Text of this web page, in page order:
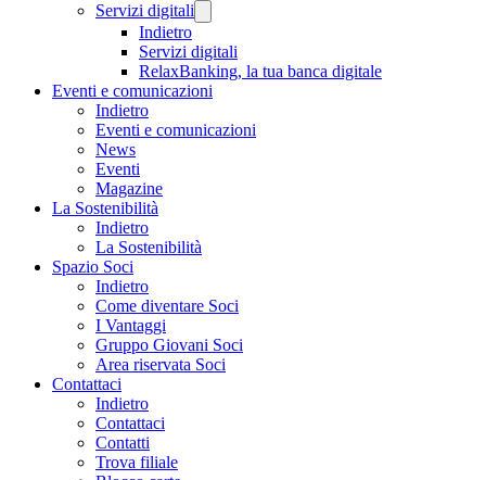
Servizi digitali
Indietro
Servizi digitali
RelaxBanking, la tua banca digitale
Eventi e comunicazioni
Indietro
Eventi e comunicazioni
News
Eventi
Magazine
La Sostenibilità
Indietro
La Sostenibilità
Spazio Soci
Indietro
Come diventare Soci
I Vantaggi
Gruppo Giovani Soci
Area riservata Soci
Contattaci
Indietro
Contattaci
Contatti
Trova filiale